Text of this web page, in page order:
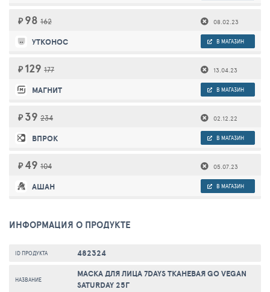
₽ 98 162 08.02.23
УТКОНОС В МАГАЗИН
₽ 129 177 13.04.23
МАГНИТ В МАГАЗИН
₽ 39 234 02.12.22
ВПРОК В МАГАЗИН
₽ 49 104 05.07.23
АШАН В МАГАЗИН
ИНФОРМАЦИЯ О ПРОДУКТЕ
ID ПРОДУКТА 482324
НАЗВАНИЕ
МАСКА ДЛЯ ЛИЦА 7DAYS ТКАНЕВАЯ GO VEGAN
SATURDAY 25Г